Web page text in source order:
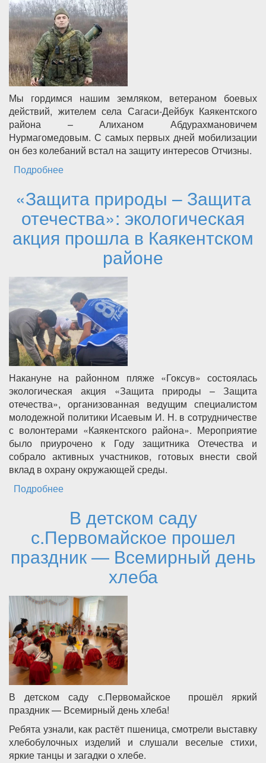
Мы гордимся нашим земляком, ветераном боевых
действий, жителем села Сагаси-Дейбук Каякентского
района – Алиханом Абдурахмановичем
Нурмагомедовым. С самых первых дней мобилизации
он без колебаний встал на защиту интересов Отчизны.
Подробнее
«Защита природы – Защита
отечества»: экологическая
акция прошла в Каякентском
районе
Накануне на районном пляже «Гоксув» состоялась
экологическая акция «Защита природы – Защита
отечества», организованная ведущим специалистом
молодежной политики Исаевым И. Н. в сотрудничестве
с волонтерами «Каякентского района». Мероприятие
было приурочено к Году защитника Отечества и
собрало активных участников, готовых внести свой
вклад в охрану окружающей среды.
Подробнее
районе
В детском саду
с.Первомайское прошел
праздник — Всемирный день
хлеба
В детском саду с.Первомайское прошёл яркий
праздник — Всемирный день хлеба!
Ребята узнали, как растёт пшеница, смотрели выставку
хлебобулочных изделий и слушали веселые стихи,
яркие танцы и загадки о хлебе.